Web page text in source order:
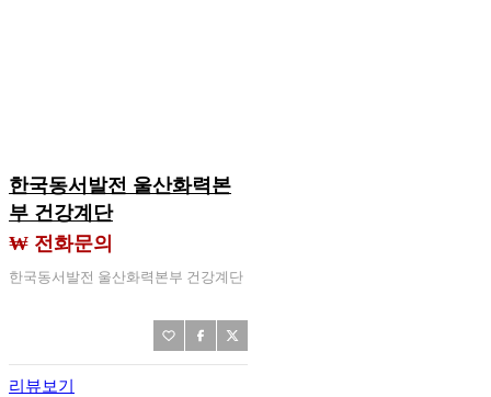
한국동서발전 울산화력본
부 건강계단
₩ 전화문의
한국동서발전 울산화력본부 건강계단
리뷰보기